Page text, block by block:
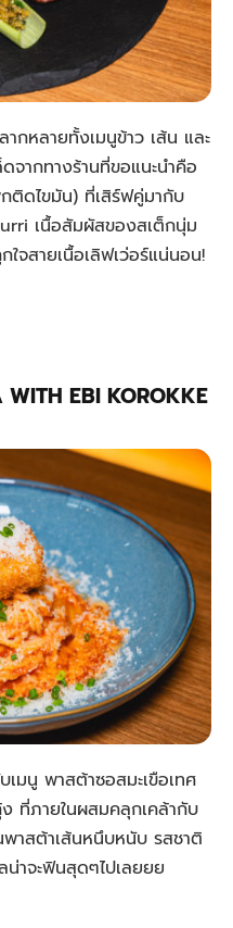
กหลายทั้งเมนูข้าว เส้น และ
จากทางร้านที่ขอแนะนำคือ
ติดไขมัน) ที่เสิร์ฟคู่มากับ
เนื้อสัมผัสของสเต็กนุ่ม
จสายเนื้อเลิฟเว่อร์แน่นอน!
WITH EBI KOROKKE
มนู พาสต้าซอสมะเขือเทศ
ที่ภายในผสมคลุกเคล้ากับ
าสต้าเส้นหนึบหนับ รสชาติ
าจะฟินสุดๆไปเลยยย